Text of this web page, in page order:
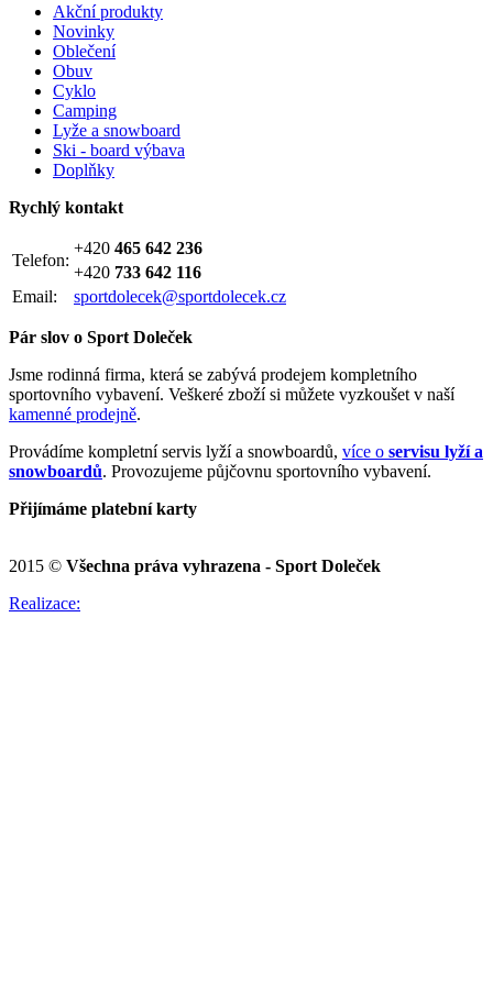
Akční produkty
Novinky
Oblečení
Obuv
Cyklo
Camping
Lyže a snowboard
Ski - board výbava
Doplňky
Rychlý kontakt
Telefon:
+420 465 642 236
+420 733 642 116
Email:
sportdolecek@sportdolecek.cz
Pár slov o Sport Doleček
Jsme rodinná firma, která se zabývá prodejem kompletního
sportovního vybavení. Veškeré zboží si můžete vyzkoušet v naší
kamenné prodejně.
Provádíme kompletní servis lyží a snowboardů, více o servisu lyží a
snowboardů. Provozujeme půjčovnu sportovního vybavení.
Přijímáme platební karty
2015 © Všechna práva vyhrazena - Sport Doleček
Realizace: